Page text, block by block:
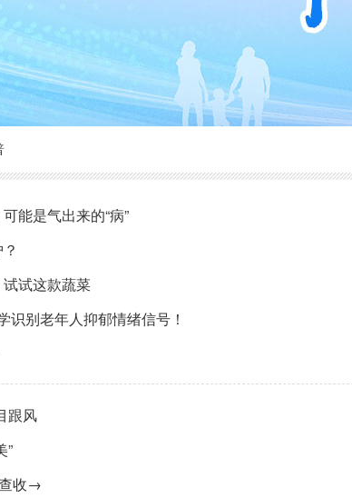
能是气出来的“病”
试这款蔬菜
识别老年人抑郁情绪信号！
跟风
”
收→